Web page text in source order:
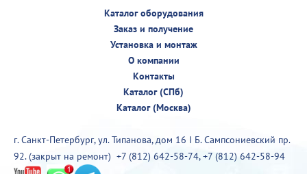
Каталог оборудования
Заказ и получение
Установка и монтаж
О компании
Контакты
Каталог (СПб)
Каталог (Москва)
г. Санкт-Петербург, ул. Типанова, дом 16 I Б. Сампсониевский пр.
92. (закрыт на ремонт) +7 (812) 642-58-74,+7 (812) 642-58-94